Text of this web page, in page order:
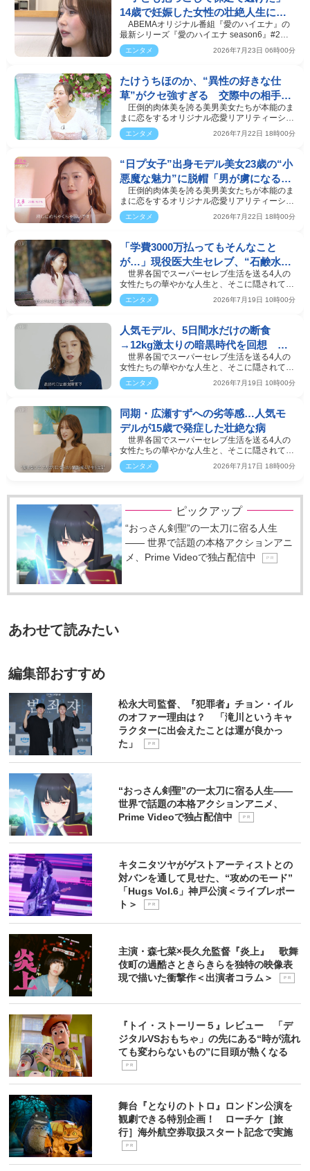
14歳で妊娠した女性の壮絶人生に絶
句…
ABEMAオリジナル番組『愛のハイエナ』の
最新シリーズ『愛のハイエナ season6』#2が
21日、放送された。#2…
エンタメ 2026年7月23日 06時00分
たけうちほのか、“異性の好きな仕
草”がクセ強すぎる 交際中の相手は
M-1王者
圧倒的肉体美を誇る美男美女たちが本能のま
まに恋をするオリジナル恋愛リアリティーショ
ー『シャッフル…
エンタメ 2026年7月22日 18時00分
“日プ女子”出身モデル美女23歳の“小
悪魔な魅力”に脱帽「男が虜になる
ね」
圧倒的肉体美を誇る美男美女たちが本能のま
まに恋をするオリジナル恋愛リアリティーショ
ー『シャッフル…
エンタメ 2026年7月22日 18時00分
「学費3000万払ってもそんなこと
が…」現役医大生セレブ、“石鹸水飲
まされる”壮絶ないじめ
世界各国でスーパーセレブ生活を送る4人の
女性たちの華やかな人生と、そこに隠されてい
る“秘密”を紐解く…
エンタメ 2026年7月19日 10時00分
人気モデル、5日間水だけの断食
→12kg激太りの暗黒時代を回想 ピ
ン表紙ゼロが「悔しい」
世界各国でスーパーセレブ生活を送る4人の
女性たちの華やかな人生と、そこに隠されてい
る“秘密”を紐解く…
エンタメ 2026年7月19日 10時00分
同期・広瀬すずへの劣等感…人気モ
デルが15歳で発症した壮絶な病
世界各国でスーパーセレブ生活を送る4人の
女性たちの華やかな人生と、そこに隠されてい
る“秘密”を紐解く…
エンタメ 2026年7月17日 18時00分
ピックアップ
“おっさん剣聖”の一太刀に宿る人生
―― 世界で話題の本格アクションアニ
メ、Prime Videoで独占配信中
P R
あわせて読みたい
編集部おすすめ
松永大司監督、『犯罪者』チョン・イル
のオファー理由は？ 「滝川というキャ
ラクターに出会えたことは運が良かっ
た」
P R
“おっさん剣聖”の一太刀に宿る人生――
世界で話題の本格アクションアニメ、
Prime Videoで独占配信中
P R
キタニタツヤがゲストアーティストとの
対バンを通して見せた、“攻めのモード”
「Hugs Vol.6」神戸公演＜ライブレポー
ト＞
P R
主演・森七菜×長久允監督『炎上』 歌舞
伎町の過酷さときらきらを独特の映像表
現で描いた衝撃作＜出演者コラム＞
P R
『トイ・ストーリー５』レビュー 「デ
ジタルVSおもちゃ」の先にある“時が流れ
ても変わらないもの”に目頭が熱くなる
P R
舞台『となりのトトロ』ロンドン公演を
観劇できる特別企画！ ローチケ［旅
行］海外航空券取扱スタート記念で実施
P R